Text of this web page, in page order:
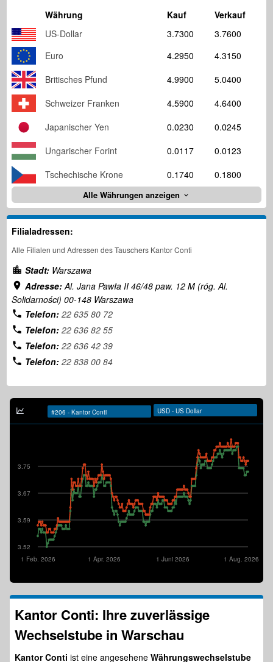
Währung
Kauf
Verkauf
US-Dollar
3.7300
3.7600
Euro
4.2950
4.3150
Britisches Pfund
4.9900
5.0400
Schweizer Franken
4.5900
4.6400
Japanischer Yen
0.0230
0.0245
Ungarischer Forint
0.0117
0.0123
Tschechische Krone
0.1740 0.1800
Alle Währungen anzeigen
Filialadressen:
Alle Filialen und Adressen des Tauschers Kantor Conti
Stadt: Warszawa
Adresse:Al. Jana Pawła II 46/48 paw. 12 M (róg. Al.
Solidarności) 00-148 Warszawa
Telefon: 22 635 80 72
Telefon: 22 636 82 55
Telefon: 22 636 42 39
Telefon: 22 838 00 84
3.52
3.59
3.67
3.75
1 Aug. 2026
1 Juni 2026
1 Apr. 2026
1 Feb. 2026
Kantor Conti: Ihre zuverlässige
Wechselstube in Warschau
Kantor Conti ist eine angesehene Währungswechselstube